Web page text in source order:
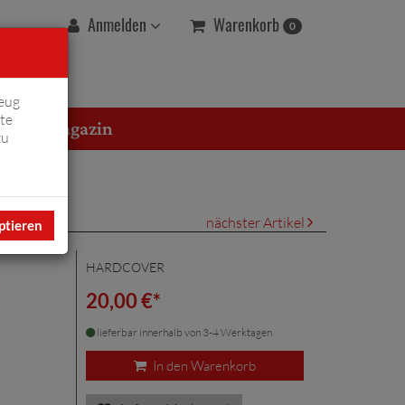
Anmelden Warenkorb 0
Magazin
nächster Artikel
HARDCOVER
20,00 €*
lieferbar innerhalb von 3-4 Werktagen
In den Warenkorb